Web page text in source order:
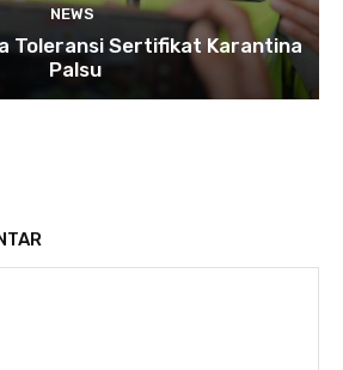
NEWS
Toleransi Sertifikat Karantina
Palsu